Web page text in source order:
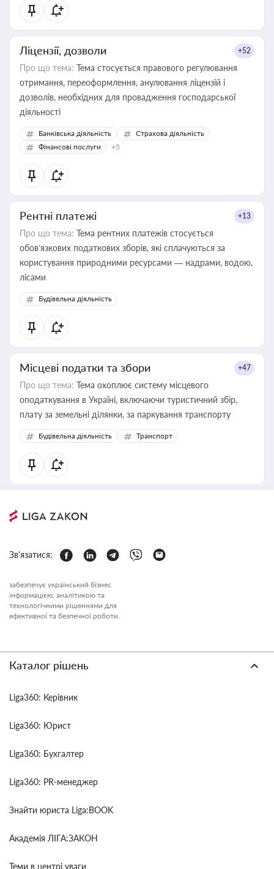
Ліцензії, дозволи +52
Про що тема: Тема стосується правового регулювання
отримання, переоформлення, анулювання ліцензій і
дозволів, необхідних для провадження господарської
діяльності
Банківська діяльність
Страхова діяльність
Фінансові послуги
+5
Рентні платежі +13
Про що тема: Тема рентних платежів стосується
обов’язкових податкових зборів, які сплачуються за
користування природними ресурсами — надрами, водою,
лісами
Будівельна діяльність
Місцеві податки та збори +47
Про що тема: Тема охоплює систему місцевого
оподаткування в Україні, включаючи туристичний збір,
плату за земельні ділянки, за паркування транспорту
Будівельна діяльність Транспорт
Зв'язатися:
забезпечує український бізнес
інформацією, аналітикою та
технологічними рішеннями для
ефективної та безпечної роботи.
Каталог рішень
Liga360: Керівник
Liga360: Юрист
Liga360: Бухгалтер
Liga360: PR-менеджер
Знайти юриста Liga:BOOK
Академія ЛІГА:ЗАКОН
Теми в центрі уваги